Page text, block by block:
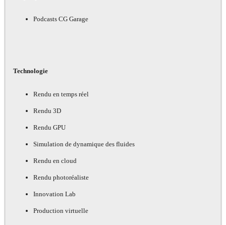
Podcasts CG Garage
Technologie
Rendu en temps réel
Rendu 3D
Rendu GPU
Simulation de dynamique des fluides
Rendu en cloud
Rendu photoréaliste
Innovation Lab
Production virtuelle